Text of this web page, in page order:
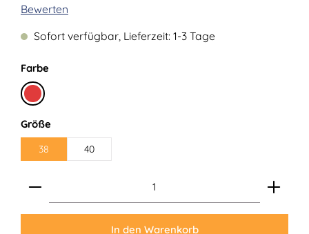
Durchschnittliche Bewertung von 0 von 5 Sternen
Bewerten
Sofort verfügbar, Lieferzeit: 1-3 Tage
Farbeauswählen
Rot
Größeauswählen
38 40
Produkt Anzahl: Gib den gewünschten Wert ein
In den Warenkorb